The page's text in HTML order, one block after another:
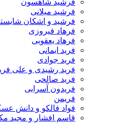
فرشید میلانی
فرشید و اشکان
فرهاد فیروزی
فرهاد یعقوبی
فرید ایمانی
فرید جوادی
فرید رشیدی و علی
فرید صالحی
فریدون آسرایی
فریمن
فواد فالکو و دانش
قاسم افشار و مجید